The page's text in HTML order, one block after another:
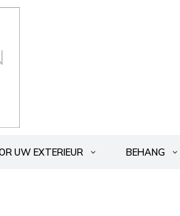
UW EXTERIEUR BEHANG